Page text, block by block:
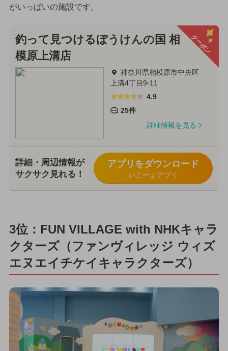
がいっぱいの施設です。
クーポン
釣って見つけるぼうけんの国 相
模原上溝店
神奈川県相模原市中央区
上溝4丁目9-11
4.9
25件
詳細情報を見る
詳細・周辺情報が
サクサク見れる！
アプリをダウンロード
いこーよアプリ
3位：FUN VILLAGE with NHKキャラ
クターズ（ファンヴィレッジ ウィズ
エヌエイチケイキャラクターズ）